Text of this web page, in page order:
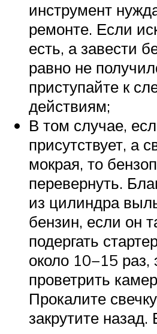
инструмент
ремонте. Если
есть, а завести
равно не
приступайте к
действиям;
В том случае,
присутствует, а
мокрая, то
перевернуть.
из цилиндра
бензин, если он
подергать
около 10−15 раз,
проветрить
Прокалите
закрутите назад.